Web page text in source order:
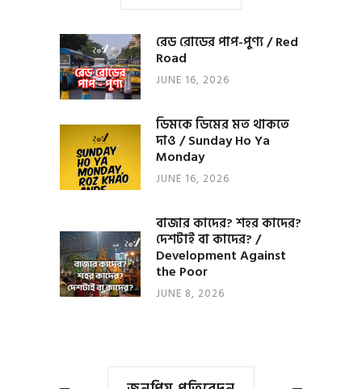
রেড রোডের পাপ-পুণ্য / Red
Road
JUNE 16, 2026
ডিমকে ডিমের মত থাকতে
দাও / Sunday Ho Ya
Monday
JUNE 16, 2026
বাজার কাদের? শহর কাদের?
দেশটাই বা কাদের? /
Development Against
the Poor
JUNE 8, 2026